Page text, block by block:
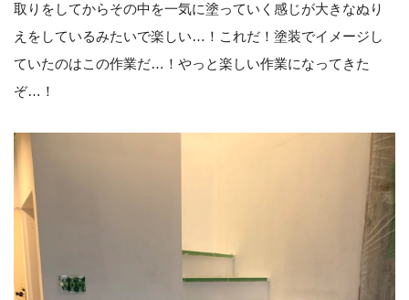
取りをしてからその中を一気に塗っていく感じが大きなぬり
えをしているみたいで楽しい…！これだ！塗装でイメージし
ていたのはこの作業だ…！やっと楽しい作業になってきた
ぞ…！